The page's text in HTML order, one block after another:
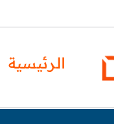
الرئيسية